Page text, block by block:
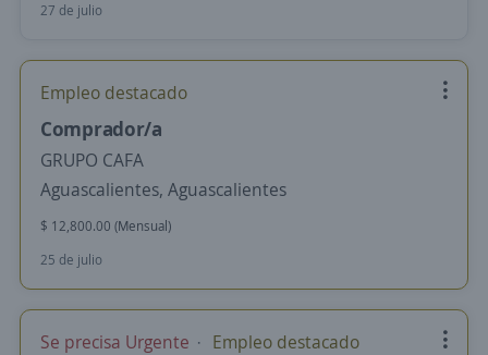
27 de julio
Empleo destacado
Comprador/a
GRUPO CAFA
Aguascalientes, Aguascalientes
$ 12,800.00 (Mensual)
25 de julio
Se precisa Urgente Empleo destacado